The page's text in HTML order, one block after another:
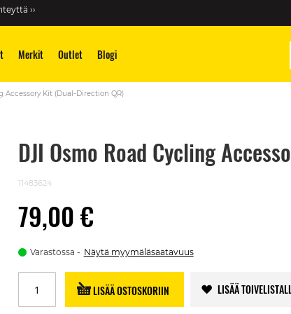
››
Merkit Outlet Blogi
Accessory Kit (Dual-Direction QR)
DJI Osmo Road Cycling
11483624
79,00 €
Varastossa Näytä myymäläsaatavuus
LISÄÄ OSTOSKORIIN LISÄÄ